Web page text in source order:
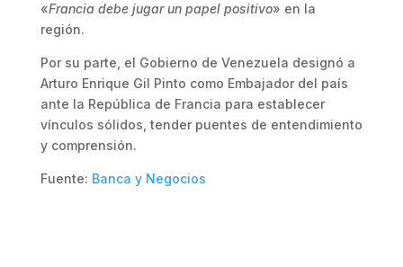
«Francia debe jugar un papel positivo» en la
región.
Por su parte, el Gobierno de Venezuela designó a
Arturo Enrique Gil Pinto como Embajador del país
ante la República de Francia para establecer
vínculos sólidos, tender puentes de entendimiento
y comprensión.
Fuente: Banca y Negocios